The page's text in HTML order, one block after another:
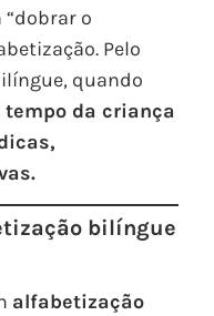
o
Pelo
quando
da criança
bilíngue
alfabetização